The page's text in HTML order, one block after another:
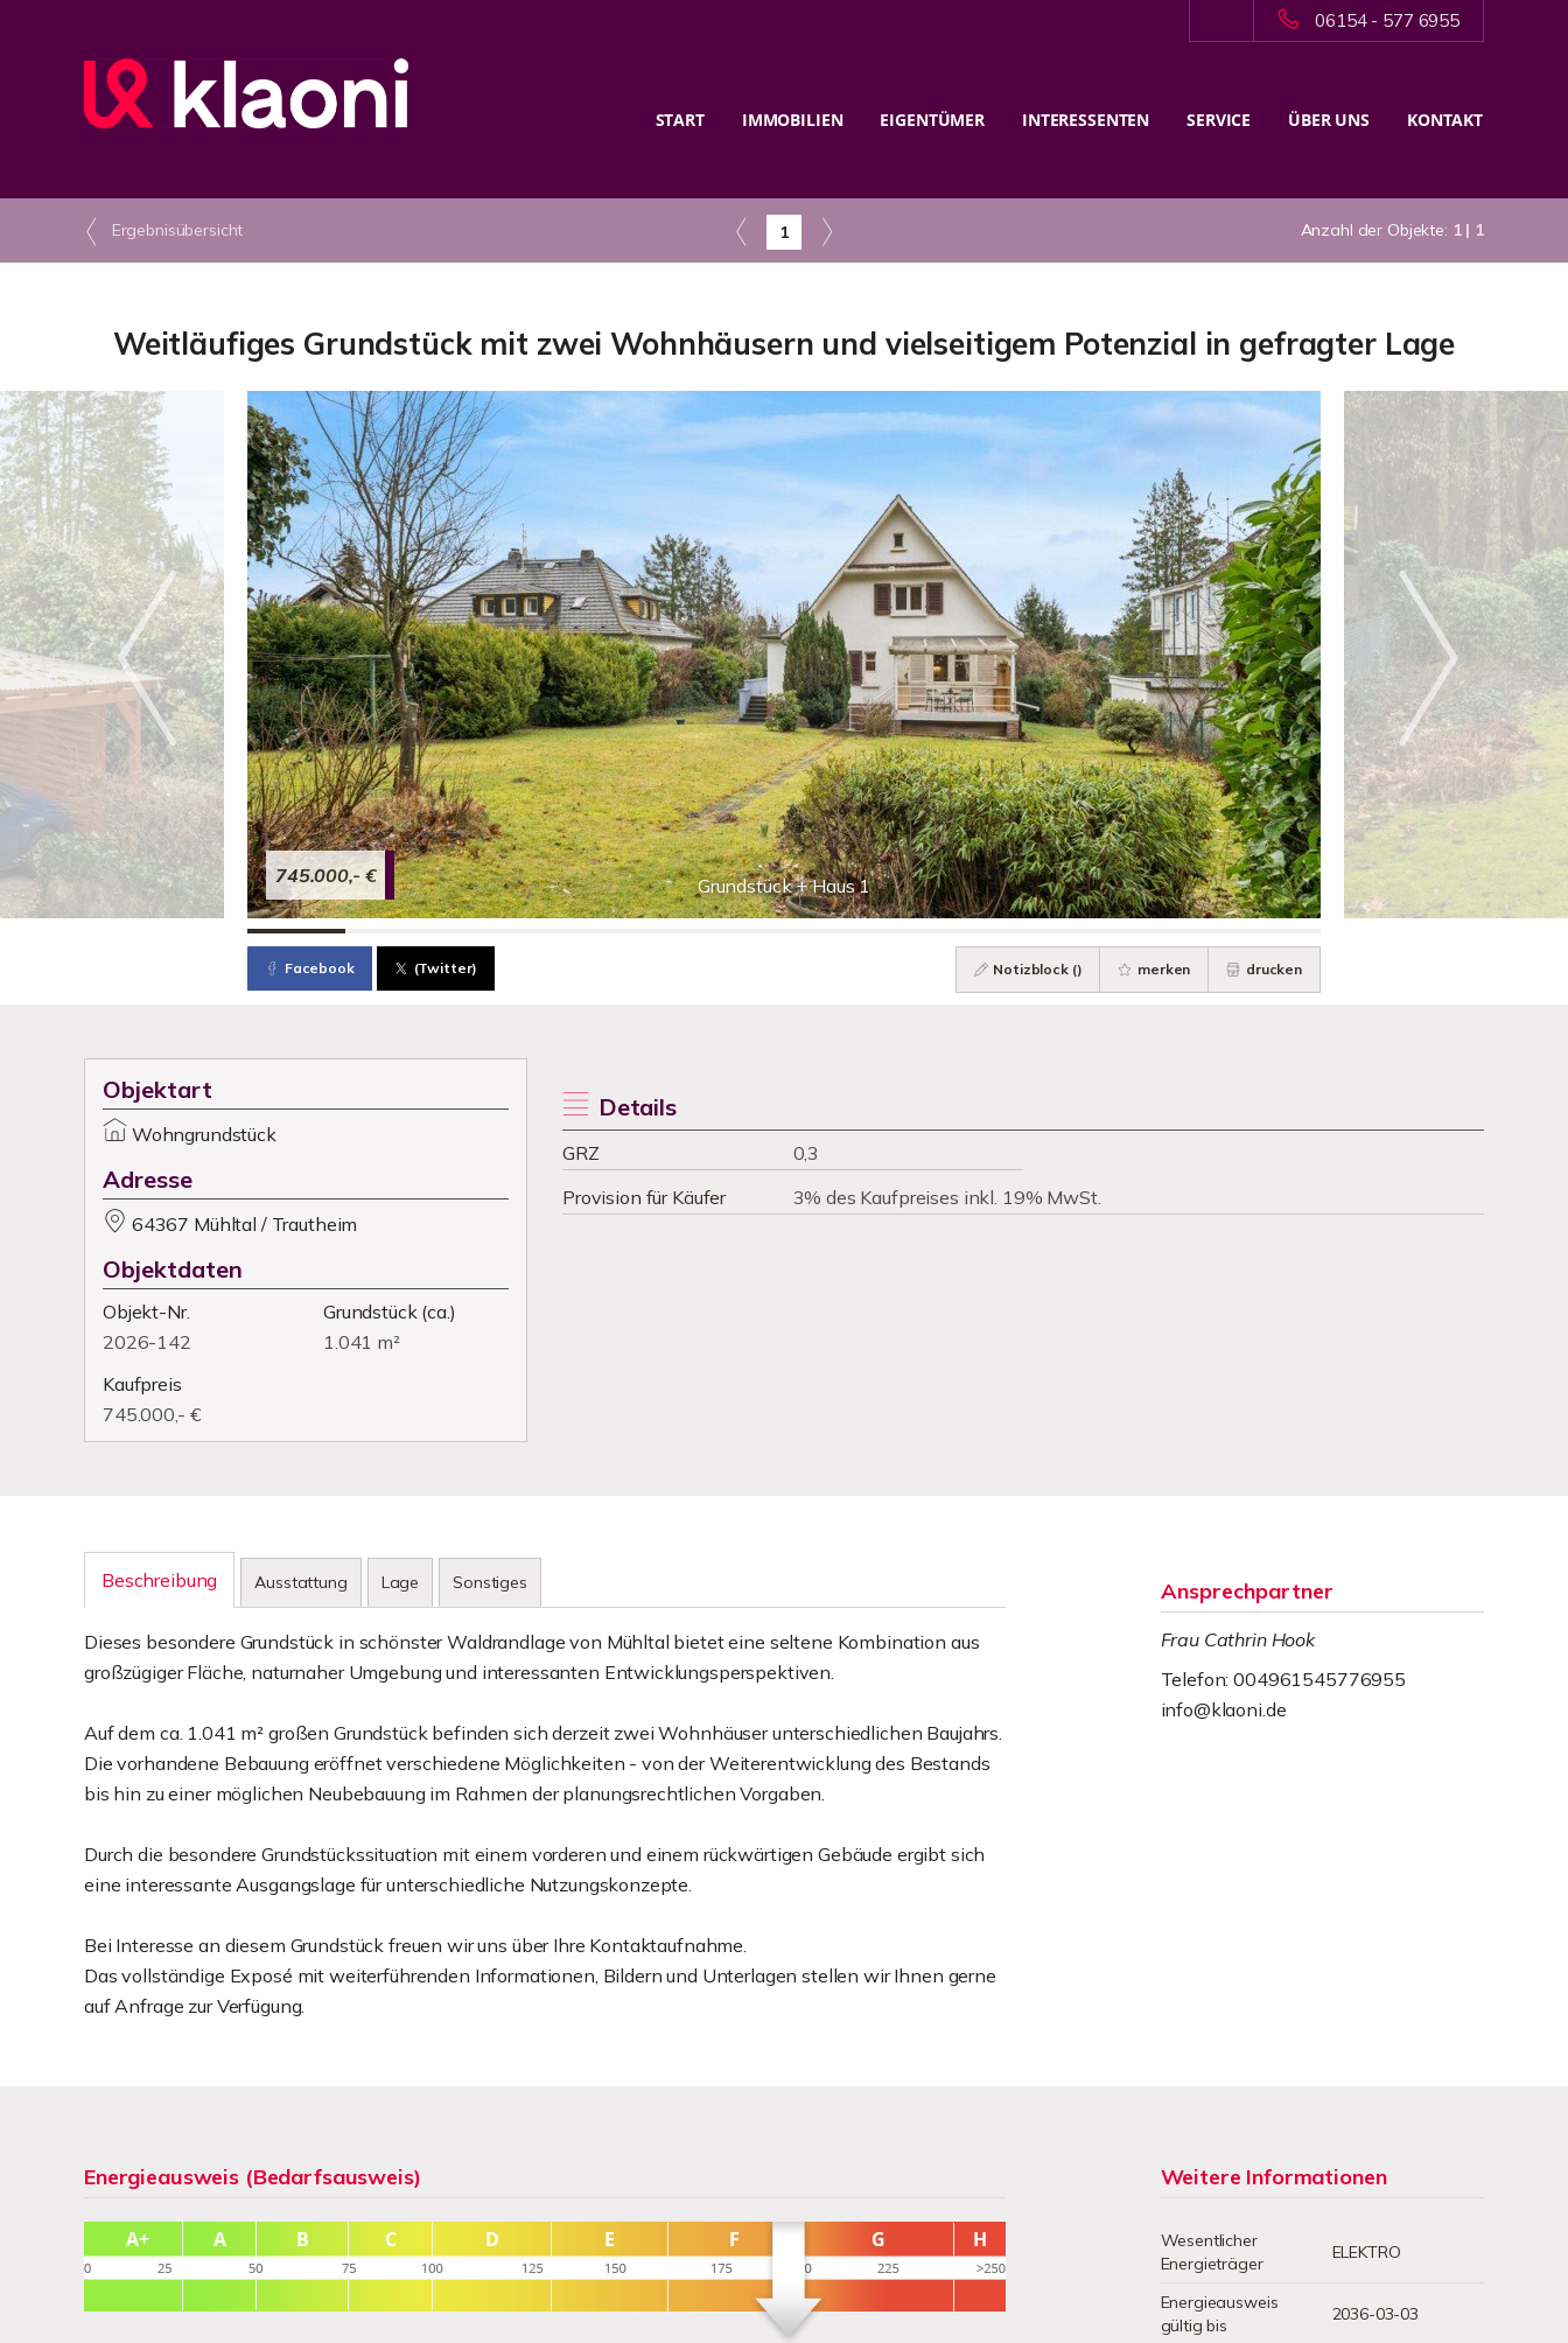
06154 - 577 6955
START IMMOBILIEN EIGENTÜMER INTERESSENTEN SERVICE ÜBER UNS KONTAKT
Ergebnisübersicht 1 Anzahl der Objekte: 1 | 1
Weitläufiges Grundstück mit zwei Wohnhäusern und vielseitigem Potenzial in gefragter Lage
Grundstück + Haus 1
745.000,- €
Facebook (Twitter) Notizblock () merken drucken
Objektart
Wohngrundstück
Adresse
64367 Mühltal / Trautheim
Objektdaten
Objekt-Nr.
2026-142
Grundstück(ca.)
1.041 m²
Kaufpreis
745.000,- €
Details
GRZ
0,3
Provision für Käufer
3% des Kaufpreises inkl. 19% MwSt.
Beschreibung Ausstattung Lage Sonstiges
Dieses besondere Grundstück in schönster Waldrandlage von Mühltal bietet eine seltene Kombination aus
großzügiger Fläche, naturnaher Umgebung und interessanten Entwicklungsperspektiven.
Auf dem ca. 1.041 m² großen Grundstück befinden sich derzeit zwei Wohnhäuser unterschiedlichen Baujahrs.
Die vorhandene Bebauung eröffnet verschiedene Möglichkeiten - von der Weiterentwicklung des Bestands
bis hin zu einer möglichen Neubebauung im Rahmen der planungsrechtlichen Vorgaben.
Durch die besondere Grundstückssituation mit einem vorderen und einem rückwärtigen Gebäude ergibt sich
eine interessante Ausgangslage für unterschiedliche Nutzungskonzepte.
Bei Interesse an diesem Grundstück freuen wir uns über Ihre Kontaktaufnahme.
Das vollständige Exposé mit weiterführenden Informationen, Bildern und Unterlagen stellen wir Ihnen gerne
auf Anfrage zur Verfügung.
Ansprechpartner
Frau Cathrin Hook
Telefon: 004961545776955
info@klaoni.de
Energieausweis (Bedarfsausweis) Weitere Informationen
Wesentlicher
Energieträger
ELEKTRO
Energieausweis
gültig bis
2036-03-03